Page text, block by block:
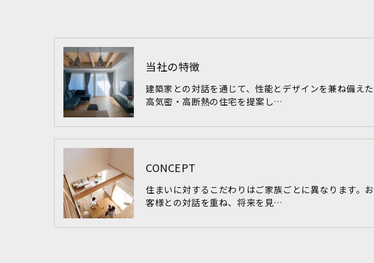
当社の特徴
建築家との対話を通じて、性能とデザインを兼ね備えた
高気密・高断熱の住宅を提案し…
CONCEPT
住まいに対するこだわりはご家族ごとに異なります。お
客様との対話を重ね、将来を見…